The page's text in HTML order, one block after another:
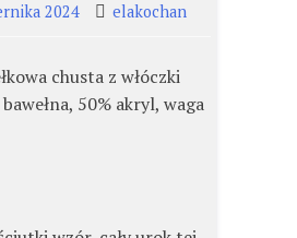
2024 elakochan
chusta z włóczki
50% akryl, waga